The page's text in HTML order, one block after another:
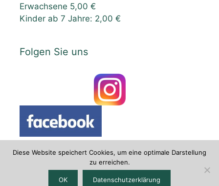
Erwachsene 5,00 €
Kinder ab 7 Jahre: 2,00 €
Folgen Sie uns
Diese Website speichert Cookies, um eine optimale Darstellung
zu erreichen.
OK Datenschutzerklärung